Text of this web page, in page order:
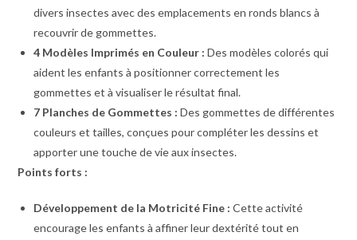
divers insectes avec des emplacements en ronds blancs à
recouvrir de gommettes.
4 Modèles Imprimés en Couleur : Des modèles colorés qui
aident les enfants à positionner correctement les
gommettes et à visualiser le résultat final.
7 Planches de Gommettes : Des gommettes de différentes
couleurs et tailles, conçues pour compléter les dessins et
apporter une touche de vie aux insectes.
Points forts :
Développement de la Motricité Fine : Cette activité
encourage les enfants à affiner leur dextérité tout en